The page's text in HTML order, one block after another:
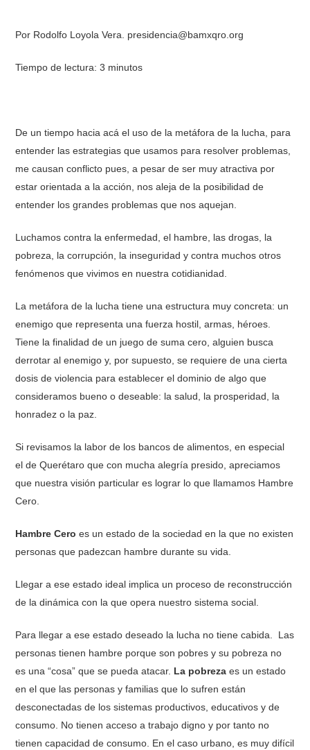
Por Rodolfo Loyola Vera. presidencia@bamxqro.org
Tiempo de lectura: 3 minutos
De un tiempo hacia acá el uso de la metáfora de la lucha, para
entender las estrategias que usamos para resolver problemas,
me causan conflicto pues, a pesar de ser muy atractiva por
estar orientada a la acción, nos aleja de la posibilidad de
entender los grandes problemas que nos aquejan.
Luchamos contra la enfermedad, el hambre, las drogas, la
pobreza, la corrupción, la inseguridad y contra muchos otros
fenómenos que vivimos en nuestra cotidianidad.
La metáfora de la lucha tiene una estructura muy concreta: un
enemigo que representa una fuerza hostil, armas, héroes.
Tiene la finalidad de un juego de suma cero, alguien busca
derrotar al enemigo y, por supuesto, se requiere de una cierta
dosis de violencia para establecer el dominio de algo que
consideramos bueno o deseable: la salud, la prosperidad, la
honradez o la paz.
Si revisamos la labor de los bancos de alimentos, en especial
el de Querétaro que con mucha alegría presido, apreciamos
que nuestra visión particular es lograr lo que llamamos Hambre
Cero.
Hambre Cero es un estado de la sociedad en la que no existen
personas que padezcan hambre durante su vida.
Llegar a ese estado ideal implica un proceso de reconstrucción
de la dinámica con la que opera nuestro sistema social.
Para llegar a ese estado deseado la lucha no tiene cabida. Las
personas tienen hambre porque son pobres y su pobreza no
es una “cosa” que se pueda atacar. La pobreza es un estado
en el que las personas y familias que lo sufren están
desconectadas de los sistemas productivos, educativos y de
consumo. No tienen acceso a trabajo digno y por tanto no
tienen capacidad de consumo. En el caso urbano, es muy difícil